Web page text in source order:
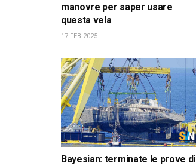
manovre per saper usare
questa vela
17 FEB 2025
Bayesian: terminate le prove di